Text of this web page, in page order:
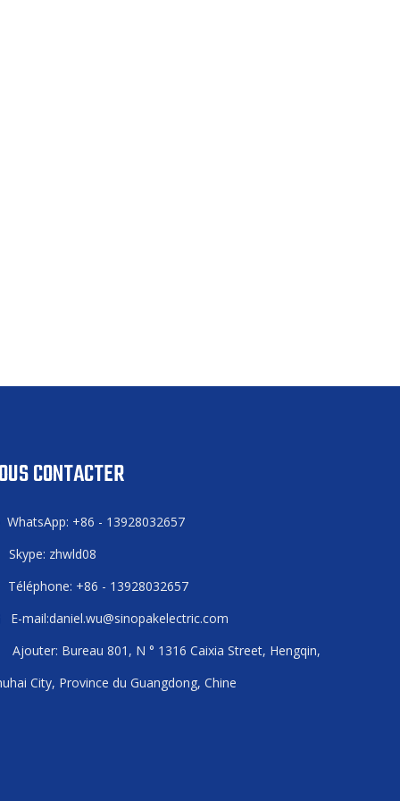
CONTACTER
WhatsApp: +86 - 13928032657
Skype: zhwld08
Téléphone: +86 - 13928032657
E-mail:daniel.wu@sinopakelectric.com
Ajouter: Bureau 801, N ° 1316 Caixia Street, Hengqin,
City, Province du Guangdong, Chine